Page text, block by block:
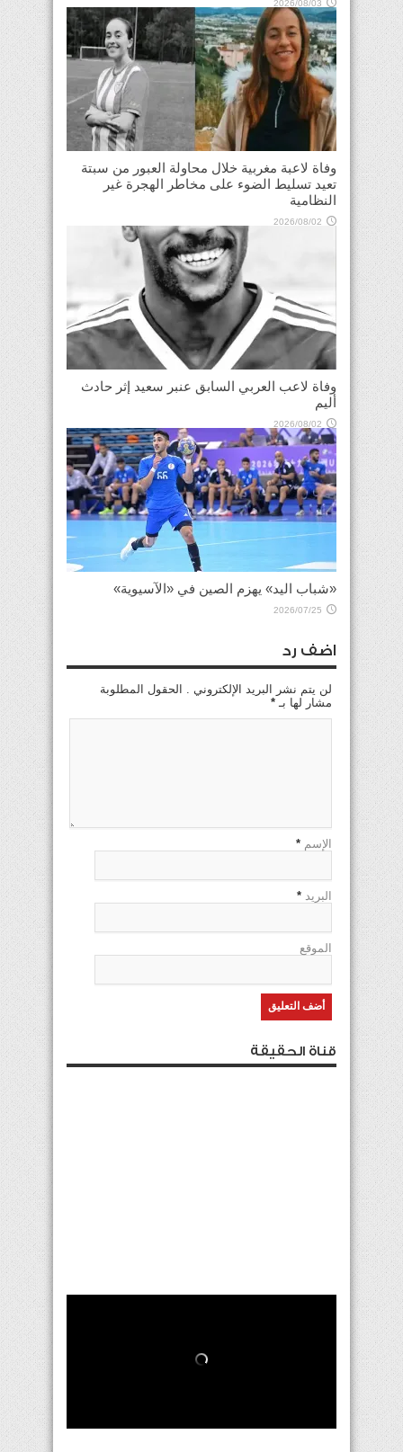
2026/08/03
وفاة لاعبة مغربية خلال محاولة العبور من سبتة
تعيد تسليط الضوء على مخاطر الهجرة غير
النظامية
2026/08/02
وفاة لاعب العربي السابق عنبر سعيد إثر حادث
أليم
2026/08/02
«شباب اليد» يهزم الصين في «الآسيوية»
2026/07/25
اضف رد
لن يتم نشر البريد الإلكتروني . الحقول المطلوبة
مشار لها بـ *
الإسم *
البريد *
الموقع
قناة الحقيقة